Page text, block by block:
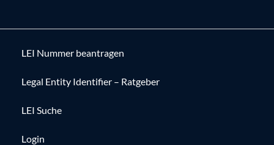
LEI Nummer beantragen
Legal Entity Identifier – Ratgeber
LEI Suche
Login